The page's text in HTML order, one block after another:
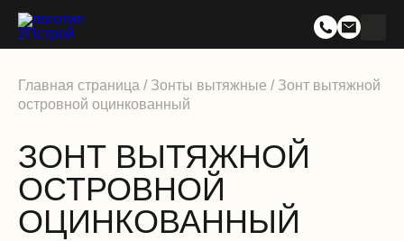
Главная страница / Зонты вытяжные / Зонт вытяжной
островной оцинкованный
ЗОНТ ВЫТЯЖНОЙ
ОСТРОВНОЙ
ОЦИНКОВАННЫЙ